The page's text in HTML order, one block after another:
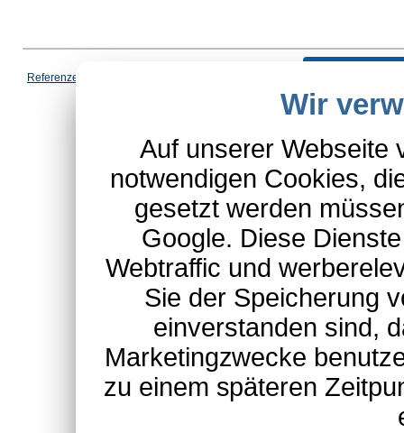
Referenzen
*Schulte-Hauptkatalog,
Wir
Auf unserer Webseite
notwendigen Cookies,
gesetzt werden
Google. Diese
Webtraffic und
Sie der Speicherung
einverstanden sind,
Marketingzwecke
zu einem späteren